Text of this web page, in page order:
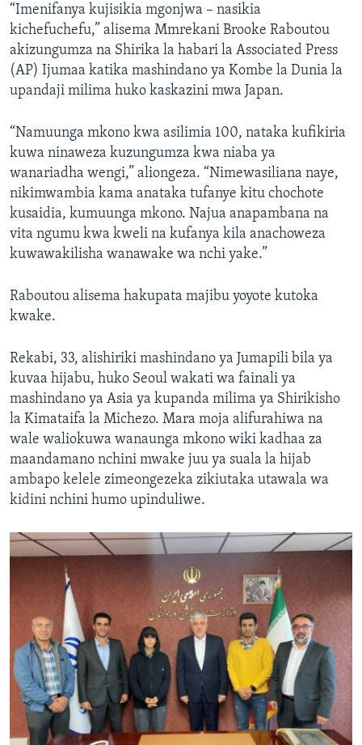
“Imenifanya kujisikia mgonjwa – nasikia
kichefuchefu,” alisema Mmrekani Brooke Raboutou
akizungumza na Shirika la habari la Associated Press
(AP) Ijumaa katika mashindano ya Kombe la Dunia la
upandaji milima huko kaskazini mwa Japan.
“Namuunga mkono kwa asilimia 100, nataka kufikiria
kuwa ninaweza kuzungumza kwa niaba ya
wanariadha wengi,” aliongeza. “Nimewasiliana naye,
nikimwambia kama anataka tufanye kitu chochote
kusaidia, kumuunga mkono. Najua anapambana na
vita ngumu kwa kweli na kufanya kila anachoweza
kuwawakilisha wanawake wa nchi yake.”
Raboutou alisema hakupata majibu yoyote kutoka
kwake.
Rekabi, 33, alishiriki mashindano ya Jumapili bila ya
kuvaa hijabu, huko Seoul wakati wa fainali ya
mashindano ya Asia ya kupanda milima ya Shirikisho
la Kimataifa la Michezo. Mara moja alifurahiwa na
wale waliokuwa wanaunga mkono wiki kadhaa za
maandamano nchini mwake juu ya suala la hijab
ambapo kelele zimeongezeka zikiutaka utawala wa
kidini nchini humo upinduliwe.